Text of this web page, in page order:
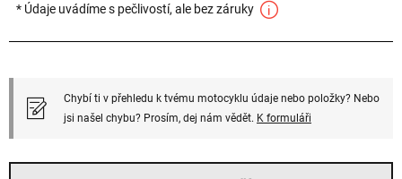
* Údaje uvádíme s pečlivostí, ale bez záruky
Chybí ti v přehledu k tvému motocyklu údaje nebo položky? Nebo
jsi našel chybu? Prosím, dej nám vědět. K formuláři